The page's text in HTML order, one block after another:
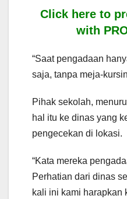
Click here to
with
“Saat pengadaan
saja, tanpa meja-
Pihak sekolah,
hal itu ke dinas yang
pengecekan di lokasi.
“Kata mereka
Perhatian dari dinas
kali ini kami harapkan